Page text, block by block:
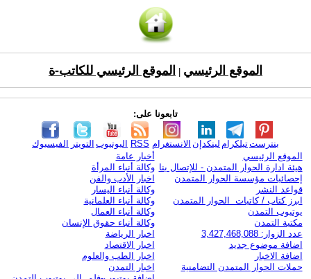
الموقع الرئيسي الموقع الرئيسي للكاتب-ة
تابعونا على:
الفيسبوك التويتر اليوتيوب RSS الانستغرام لينكدإن تيلكرامبنترست
الموقع الرئيسي
هيئة ادارة الحوار المتمدن - للإتصال بنا
إحصائيات مؤسسة الحوار المتمدن
قواعد النشر
ابرز كتاب / كاتبات الحوار المتمدن
يوتيوب التمدن
مكتبة التمدن
عدد الزوار: 3,427,468,088
اضافة موضوع جديد
اضافة الاخبار
حملات الحوار المتمدن التضامنية
أخبار عامة
وكالة أنباء المرأة
اخبار الأدب والفن
وكالة أنباء اليسار
وكالة أنباء العلمانية
وكالة أنباء العمال
وكالة أنباء حقوق الإنسان
اخبار الرياضة
اخبار الاقتصاد
اخبار الطب والعلوم
اخبار التمدن